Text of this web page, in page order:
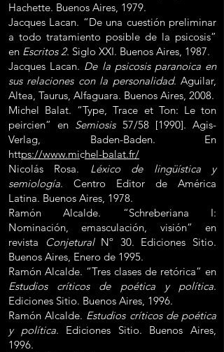
Hachette. Buenos Aires, 1979.
Jacques Lacan. “De una cuestión preliminar
a todo tratamiento posible de la psicosis”
en Escritos 2. Siglo XXI. Buenos Aires, 1987.
Jacques Lacan. De la psicosis paranoica en
sus relaciones con la personalidad. Aguilar,
Altea, Taurus, Alfaguara. Buenos Aires, 2008.
Michel Balat. “Type, Trace et Ton: Le ton
peircien” en Semiosis 57/58 [1990]. Agis-
Verlag, Baden-Baden. En
https://www.michel-balat.fr/
Nicolás Rosa. Léxico de lingüística y
semiología. Centro Editor de América
Latina. Buenos Aires, 1978.
Ramón Alcalde. “Schreberiana I:
Nominación, emasculación, visión” en
revista
Conjetural Nº 30. Ediciones Sitio.
Buenos Aires, Enero de 1995.
Ramón Alcalde. “Tres clases de retórica” en
Estudios críticos de poética y política.
Ediciones Sitio. Buenos Aires, 1996.
Ramón Alcalde. Estudios críticos de poética
y política. Ediciones Sitio. Buenos Aires,
1996.